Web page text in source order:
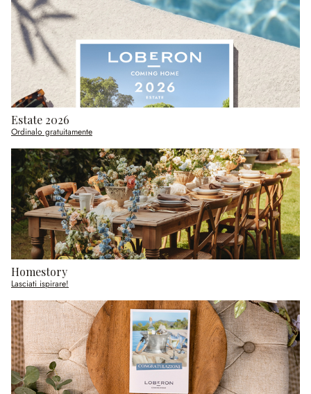
Estate 2026
Ordinalo gratuitamente
Homestory
Lasciati ispirare!